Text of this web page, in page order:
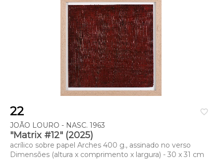
favorite_border
22
JOÃO LOURO - NASC. 1963
"Matrix #12" (2025)
acrílico sobre papel Arches 400 g., assinado no verso
Dimensões (altura x comprimento x largura) - 30 x 31 cm